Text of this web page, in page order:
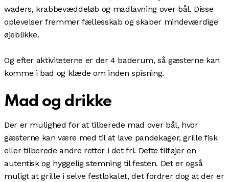
waders, krabbevæddeløb og madlavning over bål. Disse
oplevelser fremmer fællesskab og skaber mindeværdige
øjeblikke.
Og efter aktiviteterne er der 4 baderum, så gæsterne kan
komme i bad og klæde om inden spisning.
Mad og drikke
Der er mulighed for at tilberede mad over bål, hvor
gæsterne kan være med til at lave pandekager, grille fisk
eller tilberede andre retter i det fri. Dette tilføjer en
autentisk og hyggelig stemning til festen. Det er også
muligt at grille i selve festlokalet, det fordrer dog at der er